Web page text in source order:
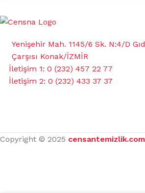
Yenişehir Mah. 1145/6 Sk. N:4/D
Çarşısı Konak/İZMİR
İletişim 1: 0 (232) 457 22 77
İletişim 2: 0 (232) 433 37 37
Copyright © 2025 censantemizlik.com